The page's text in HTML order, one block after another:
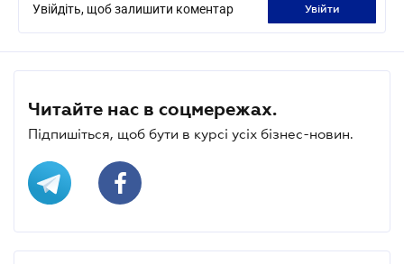
Увійдіть, щоб залишити коментар увійти
Читайте нас в соцмережах.
Підпишіться, щоб бути в курсі усіх бізнес-новин.